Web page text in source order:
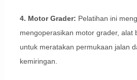
4. Motor Grader: Pelatihan ini
mengoperasikan motor grader, alat
untuk meratakan permukaan jalan
kemiringan.